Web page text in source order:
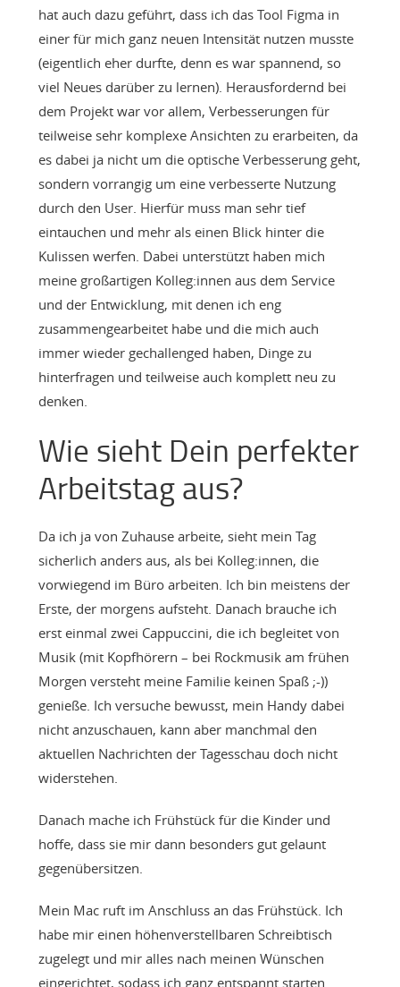
hat auch dazu geführt, dass ich das Tool Figma in
einer für mich ganz neuen Intensität nutzen musste
(eigentlich eher durfte, denn es war spannend, so
viel Neues darüber zu lernen). Herausfordernd bei
dem Projekt war vor allem, Verbesserungen für
teilweise sehr komplexe Ansichten zu erarbeiten, da
es dabei ja nicht um die optische Verbesserung geht,
sondern vorrangig um eine verbesserte Nutzung
durch den User. Hierfür muss man sehr tief
eintauchen und mehr als einen Blick hinter die
Kulissen werfen. Dabei unterstützt haben mich
meine großartigen Kolleg:innen aus dem Service
und der Entwicklung, mit denen ich eng
zusammengearbeitet habe und die mich auch
immer wieder gechallenged haben, Dinge zu
hinterfragen und teilweise auch komplett neu zu
denken.
Wie sieht Dein perfekter
Arbeitstag aus?
Da ich ja von Zuhause arbeite, sieht mein Tag
sicherlich anders aus, als bei Kolleg:innen, die
vorwiegend im Büro arbeiten. Ich bin meistens der
Erste, der morgens aufsteht. Danach brauche ich
erst einmal zwei Cappuccini, die ich begleitet von
Musik (mit Kopfhörern – bei Rockmusik am frühen
Morgen versteht meine Familie keinen Spaß ;-))
genieße. Ich versuche bewusst, mein Handy dabei
nicht anzuschauen, kann aber manchmal den
aktuellen Nachrichten der Tagesschau doch nicht
widerstehen.
Danach mache ich Frühstück für die Kinder und
hoffe, dass sie mir dann besonders gut gelaunt
gegenübersitzen.
Mein Mac ruft im Anschluss an das Frühstück. Ich
habe mir einen höhenverstellbaren Schreibtisch
zugelegt und mir alles nach meinen Wünschen
eingerichtet, sodass ich ganz entspannt starten